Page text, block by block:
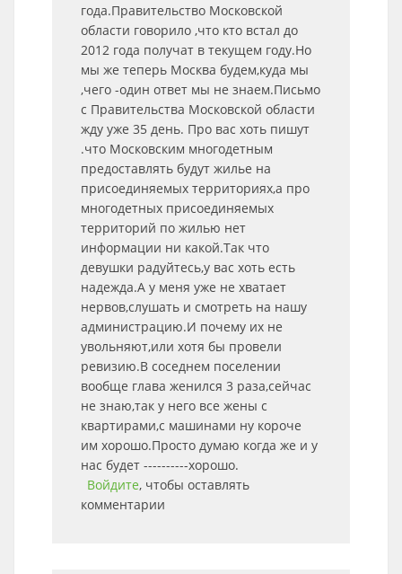
года.Правительство Московской
области говорило ,что кто встал до
2012 года получат в текущем году.Но
мы же теперь Москва будем,куда мы
,чего -один ответ мы не знаем.Письмо
с Правительства Московской области
жду уже 35 день. Про вас хоть пишут
.что Московским многодетным
предоставлять будут жилье на
присоединяемых территориях,а про
многодетных присоединяемых
территорий по жилью нет
информации ни какой.Так что
девушки радуйтесь,у вас хоть есть
надежда.А у меня уже не хватает
нервов,слушать и смотреть на нашу
администрацию.И почему их не
увольняют,или хотя бы провели
ревизию.В соседнем поселении
вообще глава женился 3 раза,сейчас
не знаю,так у него все жены с
квартирами,с машинами ну короче
им хорошо.Просто думаю когда же и у
нас будет ----------хорошо.
Войдите, чтобы оставлять
комментарии